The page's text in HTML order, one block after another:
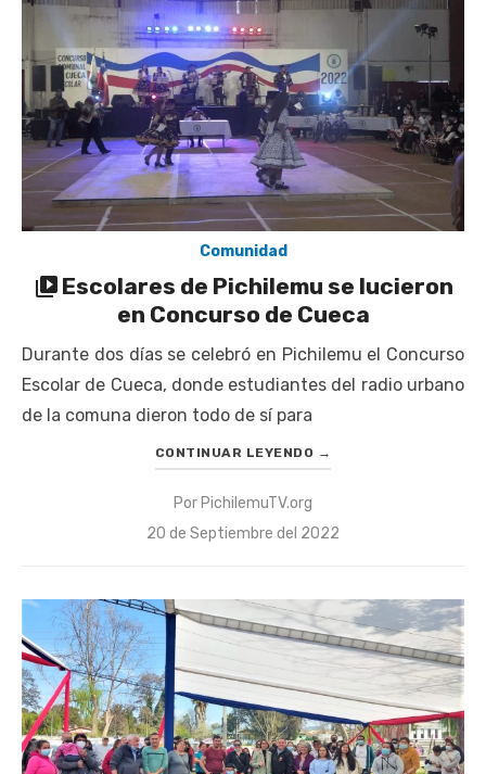
Cantor Popular Raúl Acevedo celebra 50 años de carrera en
Pichilemu
Cóctel de Sábado: Sistema frontal en Pichilemu junto al
alcalde Roberto Córdova
UOH y Municipalidad de Machalí suscriben convenio para
esterilización de mascotas
Hospital de Santa Cruz y Atención Primaria fortalecen
alianza para mejorar el acceso a la atención
gastroenterológica
Comunidad
Escolares de Pichilemu se lucieron
en Concurso de Cueca
Durante dos días se celebró en Pichilemu el Concurso
Escolar de Cueca, donde estudiantes del radio urbano
de la comuna dieron todo de sí para
CONTINUAR LEYENDO →
Por PichilemuTV.org
Publicado
20 de Septiembre del 2022